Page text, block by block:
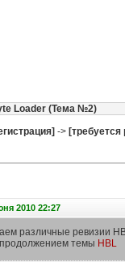
Loader (Тема №2)
-> [требуется
2010 22:27
различные ревизии
темы HBL